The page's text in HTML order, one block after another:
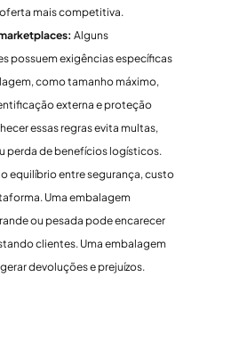
mais competitiva.
Alguns
possuem exigências específicas
como tamanho máximo,
externa e proteção
essas regras evita multas,
perda de benefícios logísticos.
equilíbrio entre segurança, custo
Uma embalagem
ou pesada pode encarecer
clientes. Uma embalagem
devoluções e prejuízos.